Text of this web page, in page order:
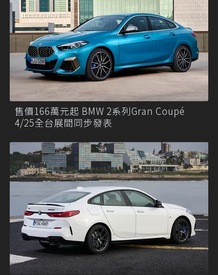
售價166萬元起 BMW 2系列Gran Coupé
4/25全台展間同步發表